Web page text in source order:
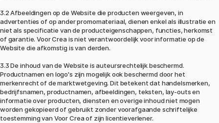
3.2 Afbeeldingen op de Website die producten weergeven, in
advertenties of op ander promomateriaal, dienen enkel als illustratie en
niet als specificatie van de producteigenschappen, functies, herkomst
of garantie. Voor Crea is niet verantwoordelijk voor informatie op de
Website die afkomstig is van derden.
3.3 De inhoud van de Website is auteursrechtelijk beschermd.
Productnamen en logo's zijn mogelijk ook beschermd door het
merkenrecht of de marktwetgeving. Dit betekent dat handelsmerken,
bedrijfsnamen, productnamen, afbeeldingen, teksten, lay-outs en
informatie over producten, diensten en overige inhoud niet mogen
worden gekopieerd of gebruikt zonder voorafgaande schriftelijke
toestemming van Voor Crea of zijn licentieverlener.